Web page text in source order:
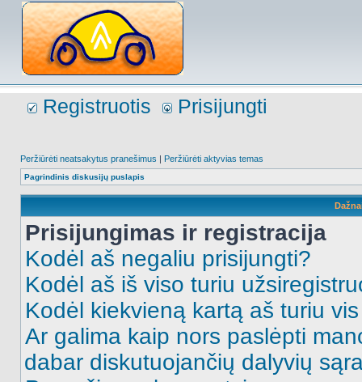
Registruotis Prisijungti
Peržiūrėti neatsakytus pranešimus | Peržiūrėti aktyvias temas
Pagrindinis diskusijų puslapis
Prisijungimas ir registracija
Kodėl aš negaliu prisijungti?
Kodėl aš iš viso turiu
Kodėl kiekvieną kartą aš turiu
Ar galima kaip nors paslėpti
dabar diskutuojančių dalyvių